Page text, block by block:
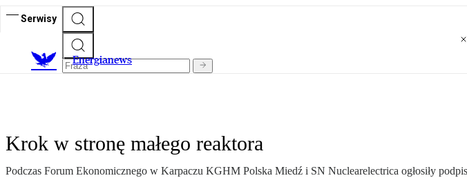
Serwisy
Energianews
Krok w stronę małego reaktora
Podczas Forum Ekonomicznego w Karpaczu KGHM Polska Miedź i SN Nuclearelectrica ogłosiły